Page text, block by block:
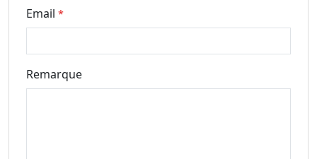
Email *
Remarque